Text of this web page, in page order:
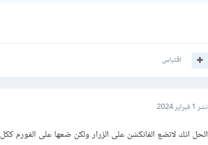
اقتباس
نشر 1 فبراير 2024
الحل انك لاتضع الفانكشن على الزرار ولكن ضعها على الفورم ككل